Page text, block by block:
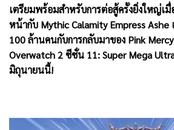
เตรียมพร้อมสำหรับการต่อสู้ครั้งยิ่งใหญ่เ
หน้ากับ Mythic Calamity Empress
100 ล้านคนกับการกลับมาของ Pink
Overwatch 2 ซีซั่น 11: Super Mega
มิถุนายนนี้!